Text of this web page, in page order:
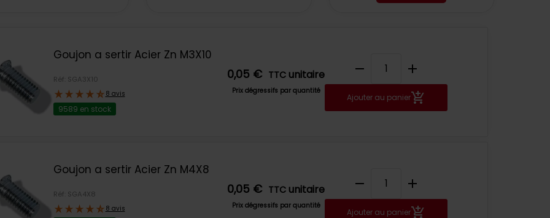
Goujon a sertir Acier Zn M3X10
Réf: SGA3X10
8 avis
9589 en stock
0,05 € TTC unitaire
Prix dégressifs par quantité
remove add
Ajouter au panier
Goujon a sertir Acier Zn M4X8
Réf: SGA4X8
8 avis
0,05 € TTC unitaire
Prix dégressifs par quantité
remove add
Ajouter au panier